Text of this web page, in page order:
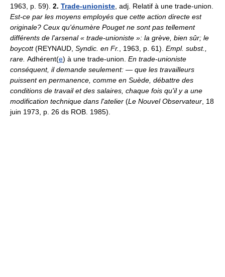
1963, p. 59). 2. Trade-unioniste , adj. Relatif à une trade-union.
Est-ce par les moyens employés que cette action directe est
originale? Ceux qu'énumère Pouget ne sont pas tellement
différents de l'arsenal « trade-unioniste »: la grève, bien sûr; le
boycott(REYNAUD, Syndic. en Fr. , 1963, p. 61). Empl. subst.,
rare. Adhérent(e) à une trade-union. En trade-unioniste
conséquent, il demande seulement: — que les travailleurs
puissent en permanence, comme en Suède, débattre des
conditions de travail et des salaires, chaque fois qu'il y a une
modification technique dans l'atelier (Le Nouvel Observateur , 18
juin 1973, p. 26 ds ROB. 1985).